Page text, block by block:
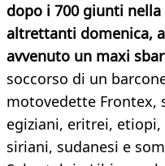
dopo i 700 giunti
altrettanti domenica,
avvenuto un maxi
soccorso di un
motovedette Frontex,
egiziani, eritrei,
siriani, sudanesi e